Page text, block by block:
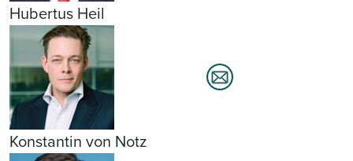
Hubertus Heil
Konstantin von Notz